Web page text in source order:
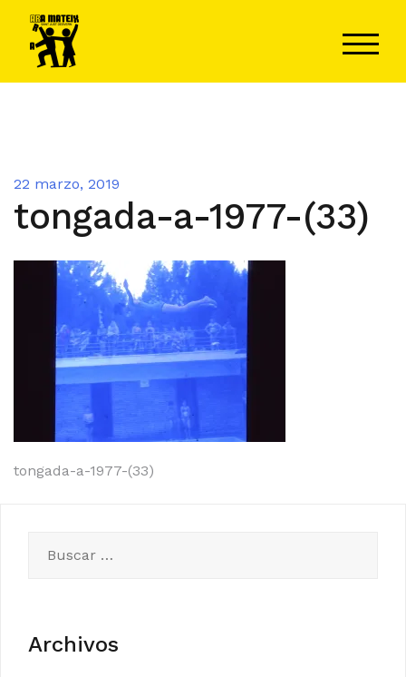
contenido
22 marzo, 2019
tongada-a-1977-(33)
Navegación
entradas
tongada-a-1977-(33)
Archivos